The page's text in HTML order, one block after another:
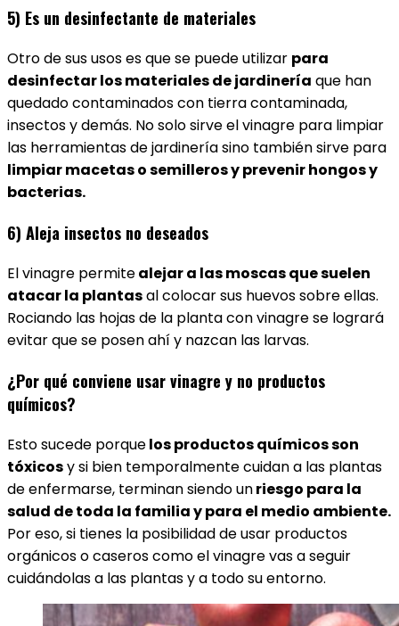
5) Es un desinfectante de materiales
Otro de sus usos es que se puede utilizar para
desinfectar los materiales de jardinería que han
quedado contaminados con tierra contaminada,
insectos y demás. No solo sirve el vinagre para limpiar
las herramientas de jardinería sino también sirve para
limpiar macetas o semilleros y prevenir hongos y
bacterias.
6) Aleja insectos no deseados
El vinagre permitealejar a las moscas que suelen
atacar la plantasal colocar sus huevos sobre ellas.
Rociando las hojas de la planta con vinagre se logrará
evitar que se posen ahí y nazcan las larvas.
¿Por qué conviene usar vinagre y no productos
químicos?
Esto sucede porquelos productos químicos son
tóxicosy si bien temporalmente cuidan a las plantas
de enfermarse, terminan siendo unriesgo para la
salud de toda la familia y para el medio ambiente.
Por eso, si tienes la posibilidad de usar productos
orgánicos o caseros como el vinagre vas a seguir
cuidándolas a las plantas y a todo su entorno.